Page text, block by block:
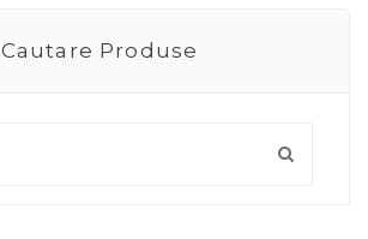
Cautare Produse